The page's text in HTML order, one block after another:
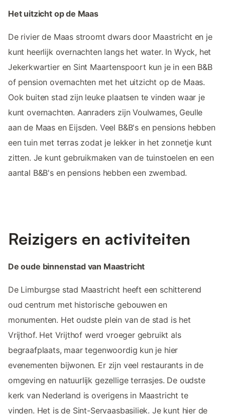
Het uitzicht op de Maas
De rivier de Maas stroomt dwars door Maastricht en je
kunt heerlijk overnachten langs het water. In Wyck, het
Jekerkwartier en Sint Maartenspoort kun je in een B&B
of pension overnachten met het uitzicht op de Maas.
Ook buiten stad zijn leuke plaatsen te vinden waar je
kunt overnachten. Aanraders zijn Voulwames, Geulle
aan de Maas en Eijsden. Veel B&B's en pensions hebben
een tuin met terras zodat je lekker in het zonnetje kunt
zitten. Je kunt gebruikmaken van de tuinstoelen en een
aantal B&B's en pensions hebben een zwembad.
Reizigers en activiteiten
De oude binnenstad van Maastricht
De Limburgse stad Maastricht heeft een schitterend
oud centrum met historische gebouwen en
monumenten. Het oudste plein van de stad is het
Vrijthof. Het Vrijthof werd vroeger gebruikt als
begraafplaats, maar tegenwoordig kun je hier
evenementen bijwonen. Er zijn veel restaurants in de
omgeving en natuurlijk gezellige terrasjes. De oudste
kerk van Nederland is overigens in Maastricht te
vinden. Het is de Sint-Servaasbasiliek. Je kunt hier de